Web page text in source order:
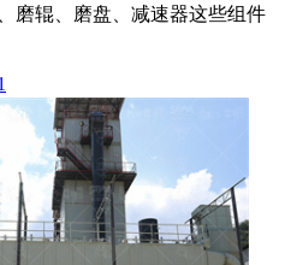
磨辊、磨盘、减速器这些组件